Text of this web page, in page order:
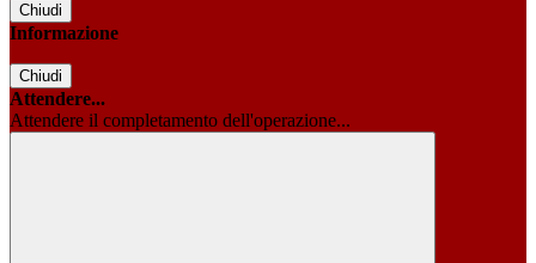
Chiudi
Informazione
Chiudi
Attendere...
Attendere il completamento dell'operazione...